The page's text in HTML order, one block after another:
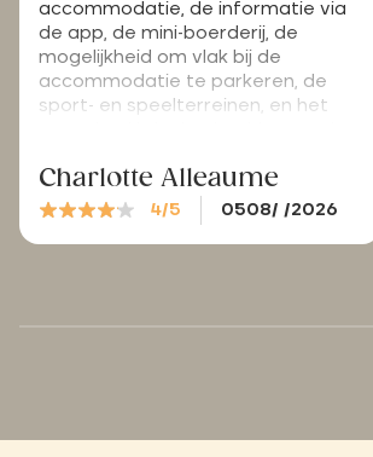
accommodatie, de informatie via
de app, de mini-boerderij, de
mogelijkheid om vlak bij de
accommodatie te parkeren, de
sport- en speelterreinen, en het
parasols“ moeten komen, zoals
jullie die hebben; die zijn erg gewild,
vooral als de zon fel schijnt. Ik vind
Charlotte Alleaume
4/5 0508/ /2026